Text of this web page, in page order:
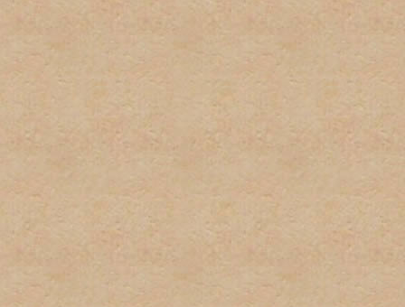
o herir algun otro
5. El spam no será
con el propósito de